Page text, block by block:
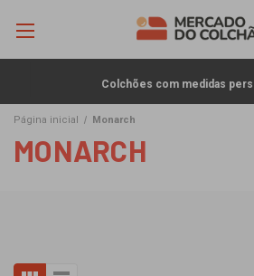
Colchões com medidas
Página inicial Monarch
MONARCH